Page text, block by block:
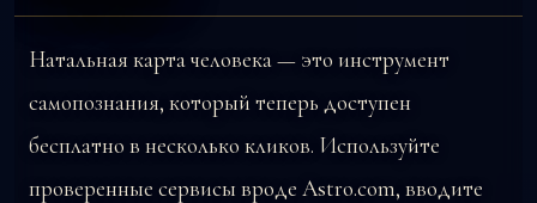
Натальная карта человека — это инструмент
самопознания, который теперь доступен
бесплатно в несколько кликов. Используйте
проверенные сервисы вроде Astro.com, вводите